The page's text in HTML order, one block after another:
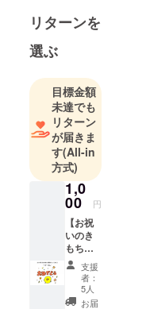
叶えた５人
組アイドル
グループφ
NEW
FINAL。
全員が学業
やフルタイ
ム勤務と両
立しながら
活動し、
2023.11.25
にデビュー
を果たす。
リターンを
選ぶ
目標金額
未達でも
リターン
が届きま
す(All-in
方式)
1,0
00 円
【お祝
いのき
もちを
届けた
い！リ
ターン
なし
支援
者：
5人
お届